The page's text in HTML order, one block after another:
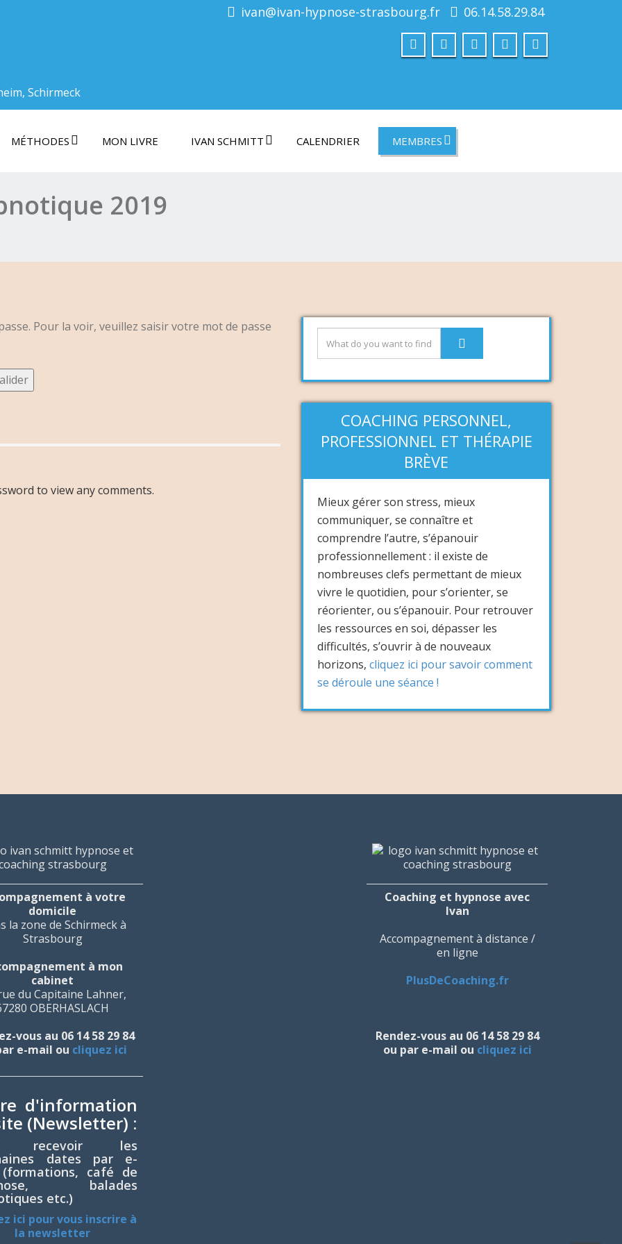
Schirmeck
ivan@ivan-hypnose-strasbourg.fr 06.14.58.29.84
MÉTHODES MON LIVRE IVAN SCHMITT CALENDRIER MEMBRES
2019
Pour la voir, veuillez saisir votre mot de passe
to view any comments.
COACHING PERSONNEL,
PROFESSIONNEL ET THÉRAPIE
BRÈVE
Mieux gérer son stress, mieux
communiquer, se connaître et
comprendre l’autre, s’épanouir
professionnellement : il existe de
nombreuses clefs permettant de mieux
vivre le quotidien, pour s’orienter, se
réorienter, ou s’épanouir. Pour retrouver
les ressources en soi, dépasser les
difficultés, s’ouvrir à de nouveaux
horizons, cliquez ici pour savoir comment
se déroule une séance !
à votre
domicile
la zone de Schirmeck à
Strasbourg
à mon
cabinet
du Capitaine Lahner,
OBERHASLACH
vous au 06 14 58 29 84
e-mail ou cliquez ici
d'information
(Newsletter) :
recevoir les
dates par e-
café de
balades
etc.)
ici pour vous inscrire à
la newsletter
Coaching et hypnose avec
Ivan
Accompagnement à distance /
en ligne
PlusDeCoaching.fr
Rendez-vous au 06 14 58 29 84
ou par e-mail ou cliquez ici